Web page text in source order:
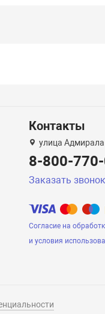
Контакты
улица
8-800-
Заказать звонок
Согласие на
и условия